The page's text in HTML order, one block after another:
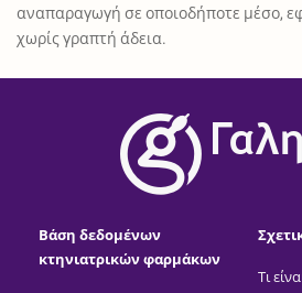
αναπαραγωγή σε οποιοδήποτε μέσο,
χωρίς γραπτή άδεια.
Βάση δεδομένων
κτηνιατρικών φαρμάκων
Τι